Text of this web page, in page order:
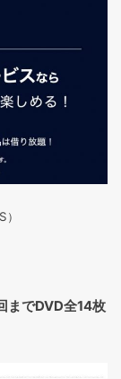
）
までDVD全14枚